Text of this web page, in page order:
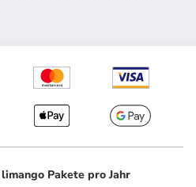
Pakete pro Jahr